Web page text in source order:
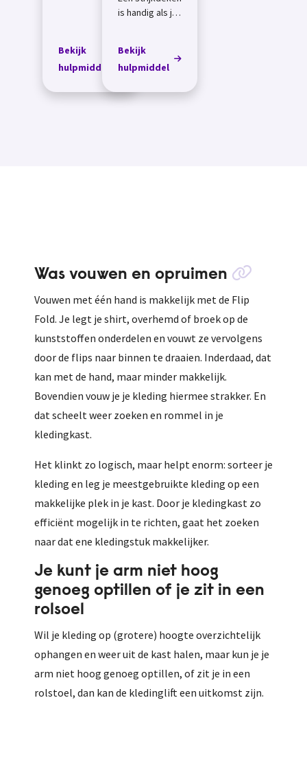
Bekijk
hulpmiddel
is handig als je
gebruikt bij het
strijken,
omdat het
Bekijk
hulpmiddel
Was vouwen en opruimen
Vouwen met één hand is makkelijk met de Flip
Fold. Je legt je shirt, overhemd of broek op de
kunststoffen onderdelen en vouwt ze vervolgens
door de flips naar binnen te draaien. Inderdaad, dat
kan met de hand, maar minder makkelijk.
Bovendien vouw je je kleding hiermee strakker. En
dat scheelt weer zoeken en rommel in je
kledingkast.
Het klinkt zo logisch, maar helpt enorm: sorteer je
kleding en leg je meestgebruikte kleding op een
makkelijke plek in je kast. Door je kledingkast zo
efficiënt mogelijk in te richten, gaat het zoeken
naar dat ene kledingstuk makkelijker.
Je kunt je arm niet hoog
genoeg optillen of je zit in een
rolsoel
Wil je kleding op (grotere) hoogte overzichtelijk
ophangen en weer uit de kast halen, maar kun je je
arm niet hoog genoeg optillen, of zit je in een
rolstoel, dan kan de kledinglift een uitkomst zijn.